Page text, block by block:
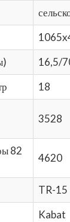
16,5/
18
3528
82
4620
TR-15
Kabat